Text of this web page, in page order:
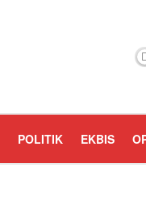
POLITIK EKBIS